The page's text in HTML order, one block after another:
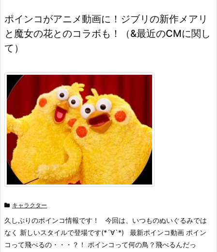
ポインコがアニメ動画に！ジブリの新作メアリ
と魔女の花とのコラボも！（&最近のCMに関し
て）
キャラクター
久しぶりのポインコ情報です！ 今回は、いつものぬいぐるみでは
なく 新しいスタイルで登場です(*´∀`*) 最新ポインコ動画 ポイン
コって飛べるの・・・？！ ポインコって何の鳥？飛べるんだっ